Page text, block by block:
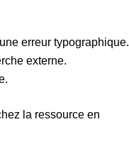
erreur typographique.
externe.
la ressource en